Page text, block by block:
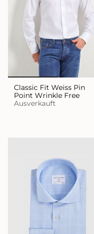
Classic Fit Weiss Pin
Point Wrinkle Free
Ausverkauft